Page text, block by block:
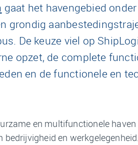
gaat het havengebied
grondig
De keuze viel op
opzet, de complete
en de functionele en
en multifunctionele
bedrijvigheid en